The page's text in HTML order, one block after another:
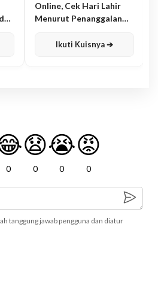
Online, Cek Hari Lahir
Menurut Penanggalan
Ikuti Kuisnya ➔
0
😧
0
😭
0
😡
0
tanggung jawab pengguna dan diatur